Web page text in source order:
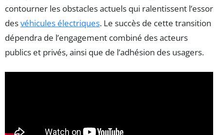
contourner les obstacles actuels qui ralentissent l’essor
desvéhicules électriques. Le succès de cette transition
dépendra de l’engagement combiné des acteurs
publics et privés, ainsi que de l’adhésion des usagers.